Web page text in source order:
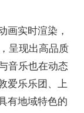
实时渲染，
呈现出高品质
音乐也在动态
爱乐乐团、上
有地域特色的